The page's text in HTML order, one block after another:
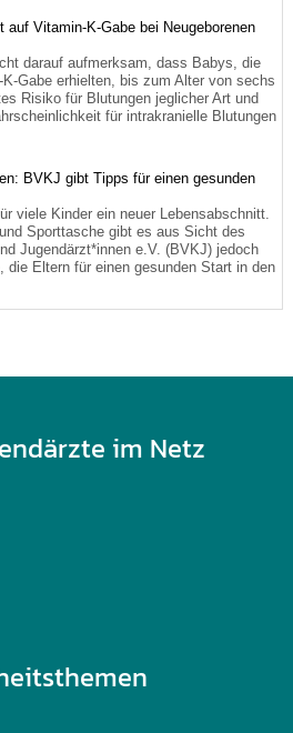
Vitamin-K-Gabe bei Neugeborenen
darauf aufmerksam, dass Babys, die
Gabe erhielten, bis zum Alter von sechs
Risiko für Blutungen jeglicher Art und
für intrakranielle Blutungen
BVKJ gibt Tipps für einen gesunden
viele Kinder ein neuer Lebensabschnitt.
Sporttasche gibt es aus Sicht des
Jugendärzt*innen e.V. (BVKJ) jedoch
die Eltern für einen gesunden Start in den
im Netz